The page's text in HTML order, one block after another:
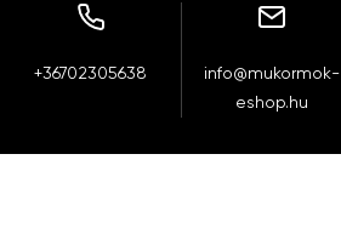
+36702305638
info@mukormok-
eshop.hu